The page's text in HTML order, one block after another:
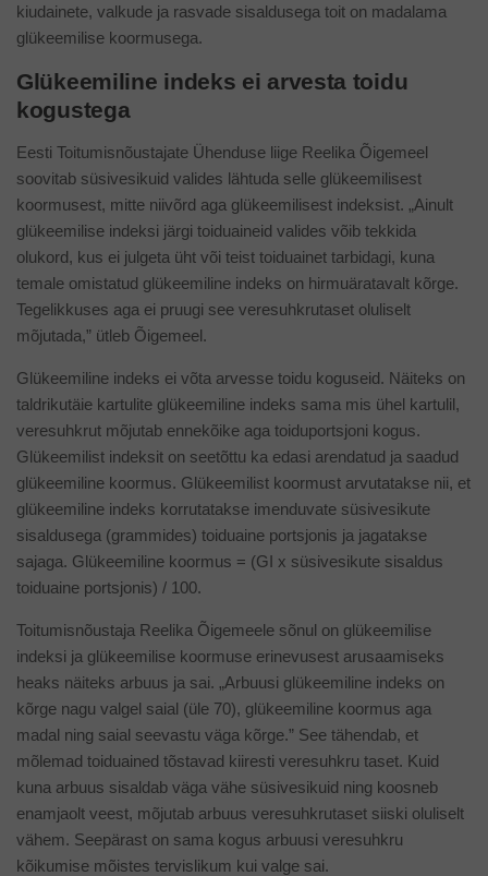
kiudainete, valkude ja rasvade sisaldusega toit on madalama
glükeemilise koormusega.
Glükeemiline indeks ei arvesta toidu
kogustega
Eesti Toitumisnõustajate Ühenduse liige Reelika Õigemeel
soovitab süsivesikuid valides lähtuda selle glükeemilisest
koormusest, mitte niivõrd aga glükeemilisest indeksist. „Ainult
glükeemilise indeksi järgi toiduaineid valides võib tekkida
olukord, kus ei julgeta üht või teist toiduainet tarbidagi, kuna
temale omistatud glükeemiline indeks on hirmuäratavalt kõrge.
Tegelikkuses aga ei pruugi see veresuhkrutaset oluliselt
mõjutada,” ütleb Õigemeel.
Glükeemiline indeks ei võta arvesse toidu koguseid. Näiteks on
taldrikutäie kartulite glükeemiline indeks sama mis ühel kartulil,
veresuhkrut mõjutab ennekõike aga toiduportsjoni kogus.
Glükeemilist indeksit on seetõttu ka edasi arendatud ja saadud
glükeemiline koormus. Glükeemilist koormust arvutatakse nii, et
glükeemiline indeks korrutatakse imenduvate süsivesikute
sisaldusega (grammides) toiduaine portsjonis ja jagatakse
sajaga. Glükeemiline koormus = (GI x süsivesikute sisaldus
toiduaine portsjonis) / 100.
Toitumisnõustaja Reelika Õigemeele sõnul on glükeemilise
indeksi ja glükeemilise koormuse erinevusest arusaamiseks
heaks näiteks arbuus ja sai. „Arbuusi glükeemiline indeks on
kõrge nagu valgel saial (üle 70), glükeemiline koormus aga
madal ning saial seevastu väga kõrge.” See tähendab, et
mõlemad toiduained tõstavad kiiresti veresuhkru taset. Kuid
kuna arbuus sisaldab väga vähe süsivesikuid ning koosneb
enamjaolt veest, mõjutab arbuus veresuhkrutaset siiski oluliselt
vähem. Seepärast on sama kogus arbuusi veresuhkru
kõikumise mõistes tervislikum kui valge sai.